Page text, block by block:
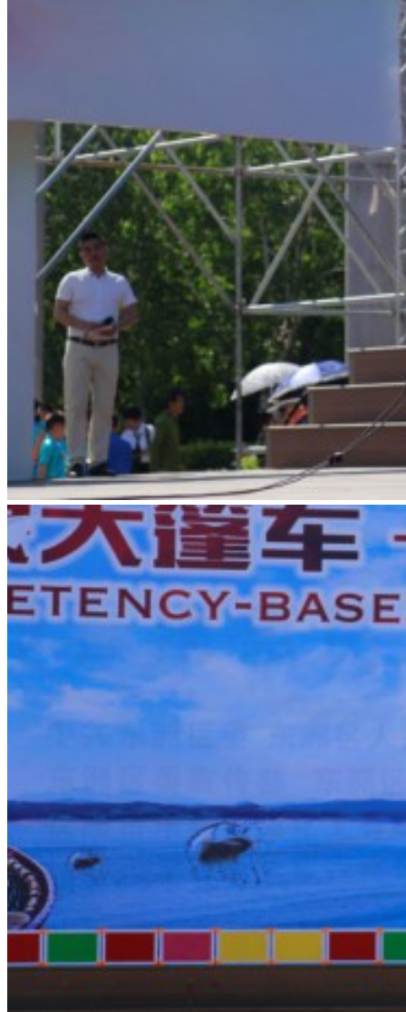
评估报告
公开透明
年度报告
项目进展
月报季报
财务信息
资质规章
捐赠查询
合作伙伴
Search